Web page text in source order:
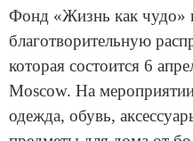
Фонд «Жизнь как чудо»
благотворительную
которая состоится 6
Moscow. На
одежда, обувь,